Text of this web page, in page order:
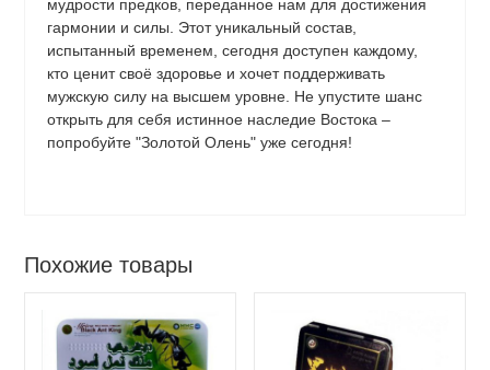
мудрости предков, переданное нам для достижения
гармонии и силы. Этот уникальный состав,
испытанный временем, сегодня доступен каждому,
кто ценит своё здоровье и хочет поддерживать
мужскую силу на высшем уровне. Не упустите шанс
открыть для себя истинное наследие Востока –
попробуйте "Золотой Олень" уже сегодня!
Похожие товары